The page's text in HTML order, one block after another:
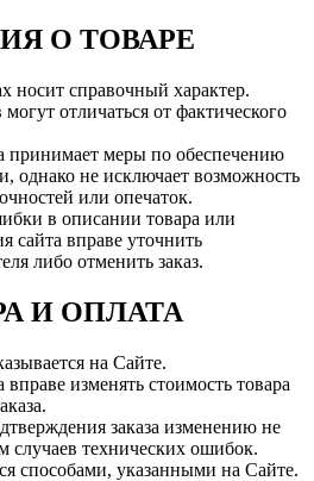
О ТОВАРЕ
носит справочный характер.
отличаться от фактического
принимает меры по обеспечению
однако не исключает возможность
или опечаток.
в описании товара или
сайта вправе уточнить
либо отменить заказ.
И ОПЛАТА
на Сайте.
изменять стоимость товара
заказа изменению не
случаев технических ошибок.
способами, указанными на Сайте.